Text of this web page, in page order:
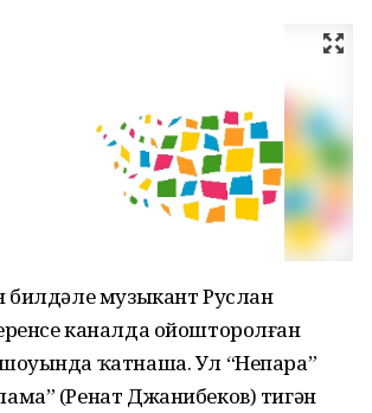
билдәле музыкант Руслан
каналда ойошторолған
ҡатнаша. Ул “Непара”
(Ренат Джанибеков) тигән